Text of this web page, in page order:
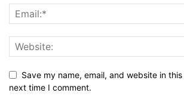
Save my name, email, and website in
next time I comment.